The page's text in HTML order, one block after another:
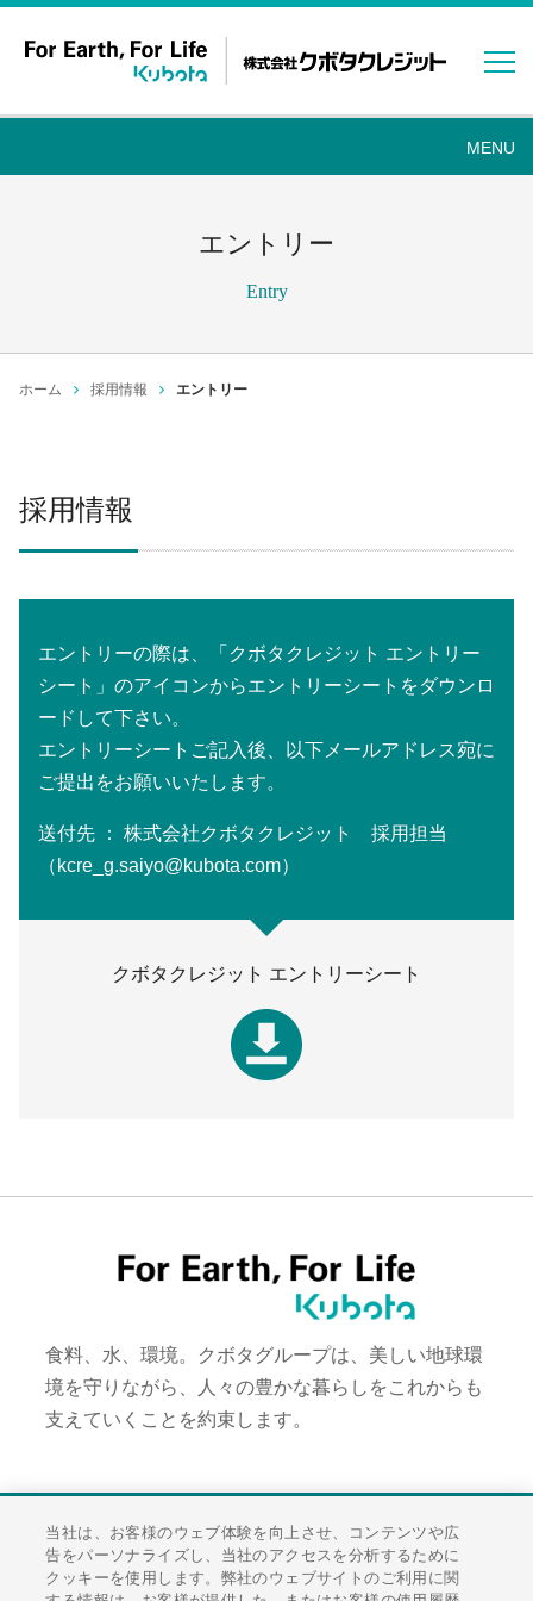
エントリー
Entry
ホーム 採用情報 エントリー
採用情報
エントリーの際は、「クボタクレジット エントリー
シート」のアイコンからエントリーシートをダウンロ
ードして下さい。
エントリーシートご記入後、以下メールアドレス宛に
ご提出をお願いいたします。
送付先 ： 株式会社クボタクレジット 採用担当
（kcre_g.saiyo@kubota.com）
クボタクレジット エントリーシート
食料、水、環境。クボタグループは、美しい地球環
境を守りながら、人々の豊かな暮らしをこれからも
支えていくことを約束します。
お客様相談窓口
サイトマップ
当社は、お客様のウェブ体験を向上させ、コンテンツや広
告をパーソナライズし、当社のアクセスを分析するために
クッキーを使用します。弊社のウェブサイトのご利用に関